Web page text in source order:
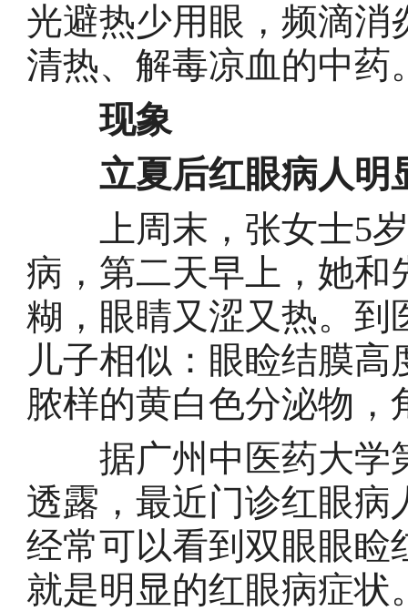
光避热少用眼，频滴消
清热、解毒凉血的中药
现象
立夏后红眼病人明
上周末，张女士5岁
病，第二天早上，她和
糊，眼睛又涩又热。到
儿子相似：眼睑结膜
脓样的黄白色分泌物，
据广州中医药大学
透露，最近门诊红眼病
经常可以看到双眼眼睑
就是明显的红眼病症状